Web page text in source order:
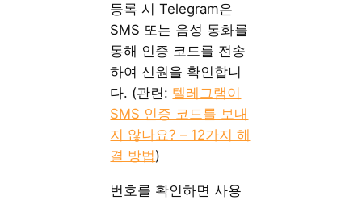
등록 시 Telegram은
SMS 또는 음성 통화를
통해 인증 코드를 전송
하여 신원을 확인합니
다. (관련: 텔레그램이
SMS 인증 코드를 보내
지 않나요? – 12가지 해
결 방법)
번호를 확인하면 사용